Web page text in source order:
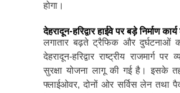
होगा।
देहरादून-हरिद्वार हाईवे पर बड़े निर्माण
लगातार बढ़ते ट्रैफिक और दुर्घटनाओं
देहरादून-हरिद्वार राष्ट्रीय राजमार्ग
सुरक्षा योजना लागू की गई है। इसके
फ्लाईओवर, दोनों ओर सर्विस लेन तथा